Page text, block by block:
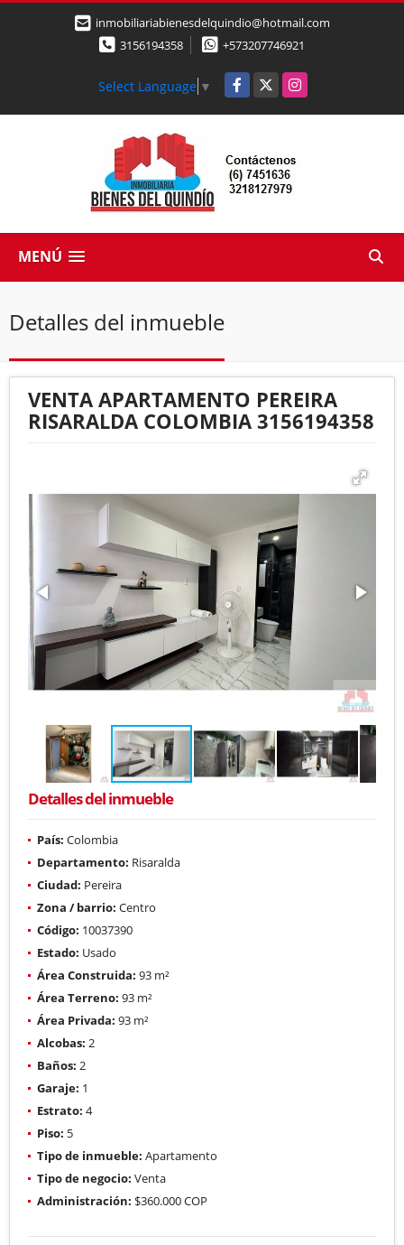
inmobiliariabienesdelquindio@hotmail.com
3156194358
+573207746921
Select Language ▼ Facebook
X Instagram
MENÚ
Detalles del inmueble
VENTA APARTAMENTO PEREIRA
RISARALDA COLOMBIA 3156194358
Detalles del inmueble
País: Colombia
Departamento: Risaralda
Ciudad: Pereira
Zona / barrio: Centro
Código: 10037390
Estado: Usado
Área Construida: 93 m²
Área Terreno: 93 m²
Área Privada: 93 m²
Alcobas: 2
Baños: 2
Garaje: 1
Estrato: 4
Piso: 5
Tipo de inmueble: Apartamento
Tipo de negocio: Venta
Administración: $360.000 COP